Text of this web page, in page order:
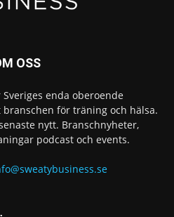
OSS
Sveriges enda oberoende
för träning och hälsa.
nytt. Branschnyheter,
podcast och events.